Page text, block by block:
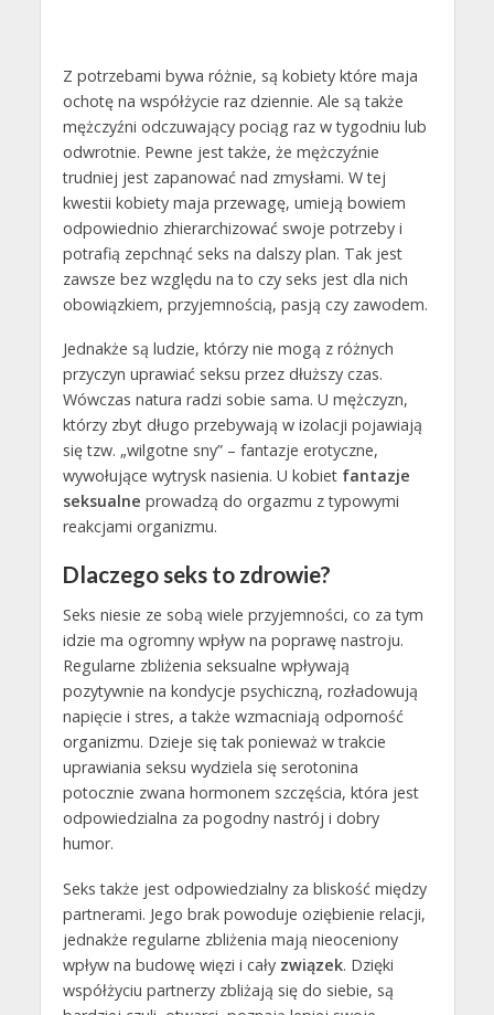
Z potrzebami bywa różnie, są kobiety które maja
ochotę na współżycie raz dziennie. Ale są także
mężczyźni odczuwający pociąg raz w tygodniu lub
odwrotnie. Pewne jest także, że mężczyźnie
trudniej jest zapanować nad zmysłami. W tej
kwestii kobiety maja przewagę, umieją bowiem
odpowiednio zhierarchizować swoje potrzeby i
potrafią zepchnąć seks na dalszy plan. Tak jest
zawsze bez względu na to czy seks jest dla nich
obowiązkiem, przyjemnością, pasją czy zawodem.
Jednakże są ludzie, którzy nie mogą z różnych
przyczyn uprawiać seksu przez dłuższy czas.
Wówczas natura radzi sobie sama. U mężczyzn,
którzy zbyt długo przebywają w izolacji pojawiają
się tzw. „wilgotne sny” – fantazje erotyczne,
wywołujące wytrysk nasienia. U kobiet fantazje
seksualne prowadzą do orgazmu z typowymi
reakcjami organizmu.
Dlaczego seks to zdrowie?
Seks niesie ze sobą wiele przyjemności, co za tym
idzie ma ogromny wpływ na poprawę nastroju.
Regularne zbliżenia seksualne wpływają
pozytywnie na kondycje psychiczną, rozładowują
napięcie i stres, a także wzmacniają odporność
organizmu. Dzieje się tak ponieważ w trakcie
uprawiania seksu wydziela się serotonina
potocznie zwana hormonem szczęścia, która jest
odpowiedzialna za pogodny nastrój i dobry
humor.
Seks także jest odpowiedzialny za bliskość między
partnerami. Jego brak powoduje oziębienie relacji,
jednakże regularne zbliżenia mają nieoceniony
wpływ na budowę więzi i cały związek. Dzięki
współżyciu partnerzy zbliżają się do siebie, są